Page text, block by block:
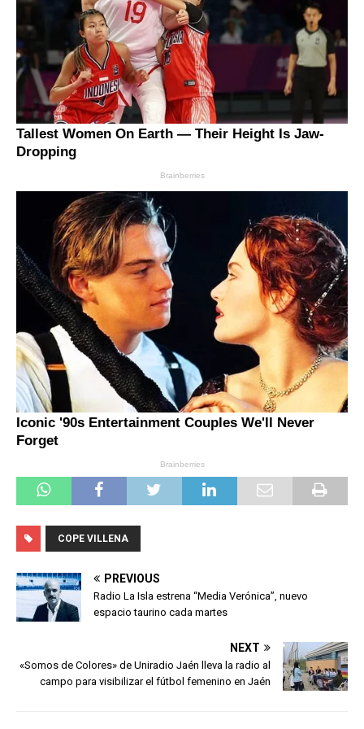
COPE VILLENA
PREVIOUS
Radio La Isla estrena “Media Verónica”, nuevo
espacio taurino cada martes
NEXT
«Somos de Colores» de Uniradio Jaén lleva la radio al
campo para visibilizar el fútbol femenino en Jaén